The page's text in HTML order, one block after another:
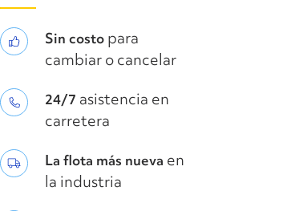
Sin costo para
cambiar o cancelar
24/7 asistencia en
carretera
La flota más nueva en
la industria